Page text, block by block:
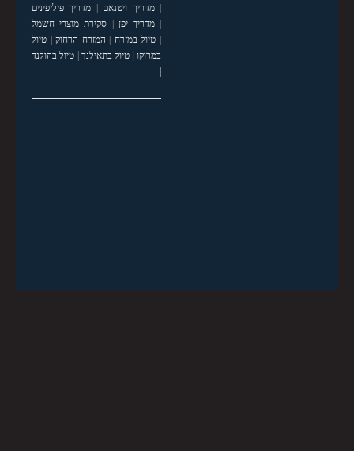
|מדריך ויטנאם
מדריך פיליפינים
|מדריך יפן
סקירת מוצרי חשמל
טיול במזרח המזרח הרחוק| טיול
במרוקו| טיול בתאילנד| טיול בהולנד